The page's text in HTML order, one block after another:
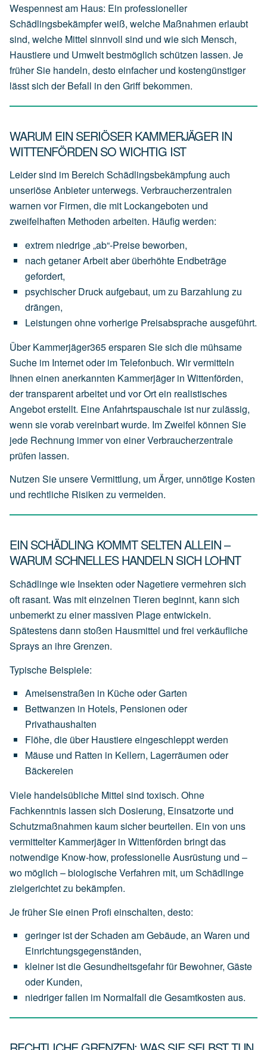
Wespennest am Haus: Ein professioneller
Schädlingsbekämpfer weiß, welche Maßnahmen erlaubt
sind, welche Mittel sinnvoll sind und wie sich Mensch,
Haustiere und Umwelt bestmöglich schützen lassen. Je
früher Sie handeln, desto einfacher und kostengünstiger
lässt sich der Befall in den Griff bekommen.
WARUM EIN SERIÖSER KAMMERJÄGER IN
WITTENFÖRDEN SO WICHTIG IST
Leider sind im Bereich Schädlingsbekämpfung auch
unseriöse Anbieter unterwegs. Verbraucherzentralen
warnen vor Firmen, die mit Lockangeboten und
zweifelhaften Methoden arbeiten. Häufig werden:
extrem niedrige„ab“-Preisebeworben,
nach getanerArbeitaber überhöhte Endbeträge
gefordert,
psychischer Druckaufgebaut, umzu Barzahlung zu
drängen,
Leistungen ohnevorherige Preisabspracheausgeführt.
Über Kammerjäger365 ersparen Sie sich die mühsame
Suche im Internet oder im Telefonbuch. Wir vermitteln
Ihnen einen anerkannten Kammerjäger in Wittenförden,
der transparent arbeitet und vor Ort ein realistisches
Angebot erstellt. Eine Anfahrtspauschale ist nur zulässig,
wenn sie vorab vereinbart wurde. Im Zweifel können Sie
jede Rechnung immer von einer Verbraucherzentrale
prüfen lassen.
Nutzen Sie unsere Vermittlung, um Ärger, unnötige Kosten
und rechtliche Risiken zu vermeiden.
EIN SCHÄDLING KOMMT SELTEN ALLEIN –
WARUM SCHNELLES HANDELN SICH LOHNT
Schädlinge wie Insekten oder Nagetiere vermehren sich
oft rasant. Was mit einzelnen Tieren beginnt, kann sich
unbemerkt zu einer massiven Plage entwickeln.
Spätestens dann stoßen Hausmittel und frei verkäufliche
Sprays an ihre Grenzen.
Typische Beispiele:
Ameisenstraßen in KücheoderGarten
Bettwanzen in Hotels, Pensionen oder
Privathaushalten
Flöhe, die über Haustiereeingeschlepptwerden
Mäuse und Ratten in Kellern, Lagerräumen oder
Bäckereien
Viele handelsübliche Mittel sind toxisch. Ohne
Fachkenntnis lassen sich Dosierung, Einsatzorte und
Schutzmaßnahmen kaum sicher beurteilen. Ein von uns
vermittelter Kammerjäger in Wittenförden bringt das
notwendige Know-how, professionelle Ausrüstung und –
wo möglich – biologische Verfahren mit, um Schädlinge
zielgerichtet zu bekämpfen.
Je früher Sie einen Profi einschalten, desto:
geringer istderSchaden amGebäude, an Waren und
Einrichtungsgegenständen,
kleiner istdieGesundheitsgefahrfür Bewohner, Gäste
oder Kunden,
niedrigerfallen im Normalfall dieGesamtkosten aus.